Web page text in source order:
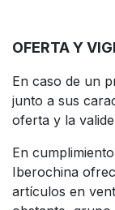
OFERTA Y
En caso de un
junto a sus
oferta y la
En
Iberochina
artículos en